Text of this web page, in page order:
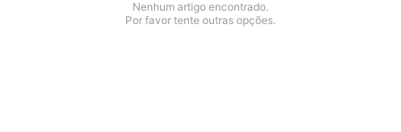
Nenhum artigo encontrado.
Por favor tente outras opções.